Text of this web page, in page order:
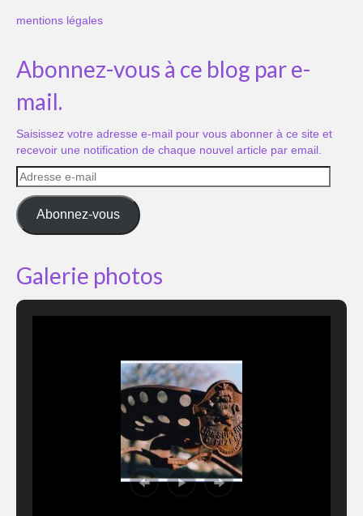
mentions légales
Abonnez-vous à ce blog par e-
mail.
Saisissez votre adresse e-mail pour vous abonner à ce site et
recevoir une notification de chaque nouvel article par email.
Adresse
e-
mail
Abonnez-vous
Galerie photos